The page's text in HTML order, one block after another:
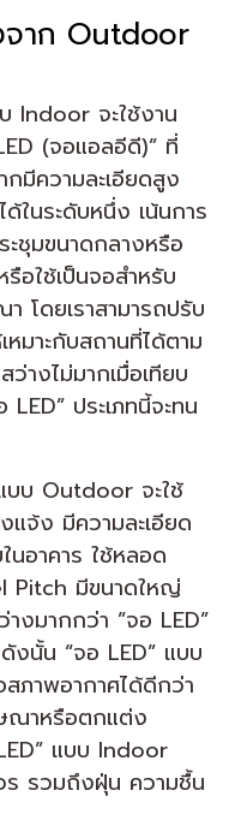
จาก Outdoor
Indoor จะใช้งาน
(จอแอลอีดี)” ที่
กมีความละเอียดสูง
ในระดับหนึ่ง เน้นการ
ะชุมขนาดกลางหรือ
ใช้เป็นจอสำหรับ
โดยเราสามารถปรับ
มาะกับสถานที่ได้ตาม
างไม่มากเมื่อเทียบ
ประเภทนี้จะทน
บ Outdoor จะใช้
จ้ง มีความละเอียด
นอาคาร ใช้หลอด
Pitch มีขนาดใหญ่
งมากกว่า ”จอ LED”
นั้น “จอ LED” แบบ
ภาพอากาศได้ดีกว่า
ณาหรือตกแต่ง
แบบ Indoor
รวมถึงฝุ่น ความชื้น